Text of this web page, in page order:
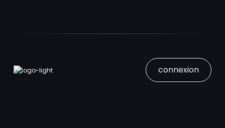
connexion